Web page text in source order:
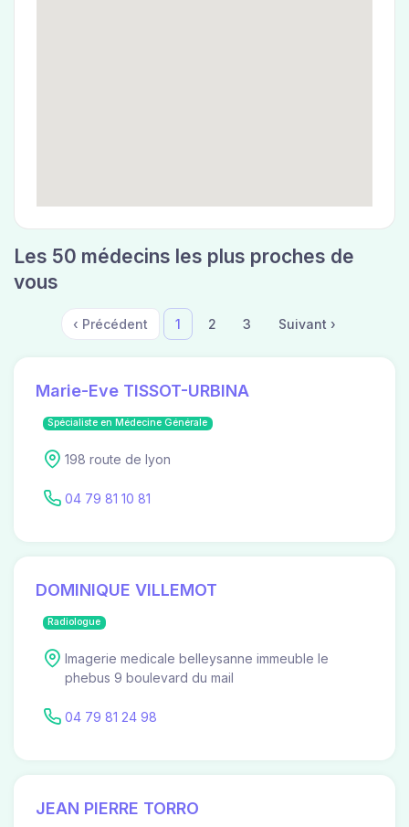
Les 50 médecins les plus proches de
vous
‹ Précédent 1 2 3 Suivant ›
Marie-Eve TISSOT-URBINA
Spécialiste en Médecine Générale
198 route de lyon
04 79 81 10 81
DOMINIQUE VILLEMOT
Radiologue
Imagerie medicale belleysanne immeuble le
phebus 9 boulevard du mail
04 79 81 24 98
JEAN PIERRE TORRO